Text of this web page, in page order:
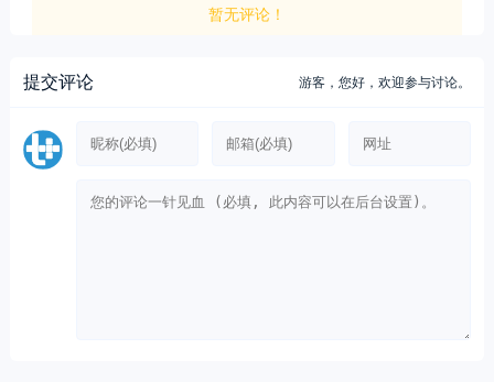
暂无评论！
提交评论 游客，您好，欢迎参与讨论。